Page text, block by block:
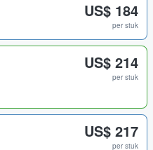
US$ 184
per stuk
US$ 214
per stuk
US$ 217
per stuk